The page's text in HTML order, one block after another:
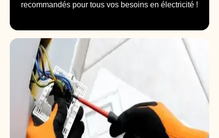
recommandés pour tous vos besoins en électricité !